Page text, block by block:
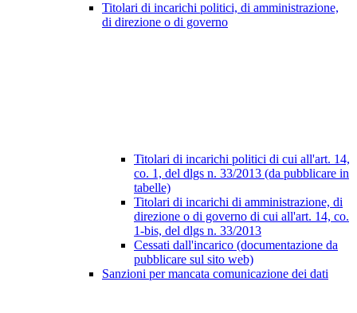
Titolari di incarichi politici, di amministrazione,
di direzione o di governo
Titolari di incarichi politici di cui all'art. 14,
co. 1, del dlgs n. 33/2013 (da pubblicare in
tabelle)
Titolari di incarichi di amministrazione, di
direzione o di governo di cui all'art. 14, co.
1-bis, del dlgs n. 33/2013
Cessati dall'incarico (documentazione da
pubblicare sul sito web)
Sanzioni per mancata comunicazione dei dati